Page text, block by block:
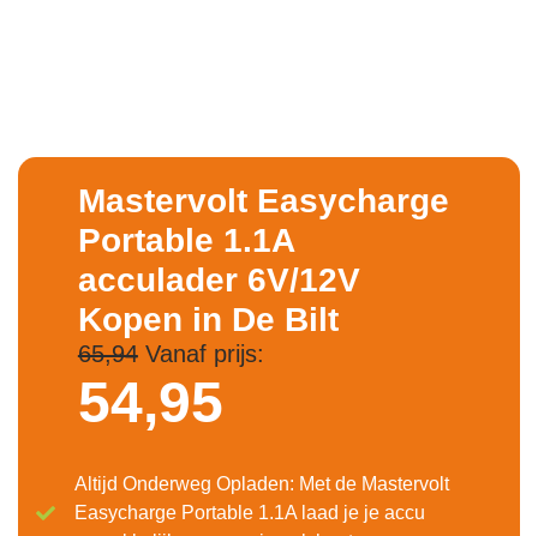
Mastervolt Easycharge
Portable 1.1A
acculader 6V/12V
Kopen in De Bilt
65,94Vanaf prijs:
54,95
Altijd Onderweg Opladen: Met de Mastervolt
Easycharge Portable 1.1A laad je je accu